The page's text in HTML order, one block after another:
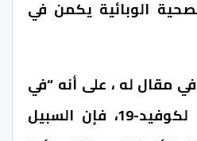
الوبائية يكمن في
مقال له ، على أنه “في
غياب علاجات فعالة لكوفيد-19، فإن السبيل